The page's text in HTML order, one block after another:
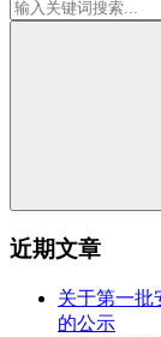
近期文章
关于第一批
的公示